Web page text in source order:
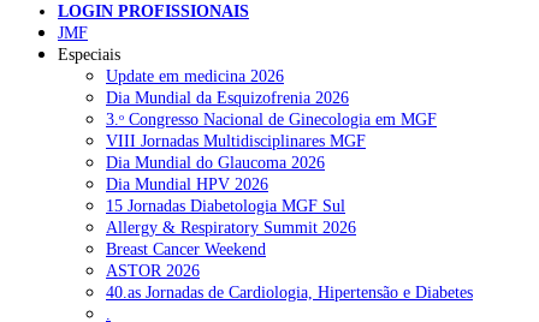
LOGIN PROFISSIONAIS
JMF
Especiais
Update em medicina 2026
Dia Mundial da Esquizofrenia 2026
3.ᵒ Congresso Nacional de Ginecologia em MGF
VIII Jornadas Multidisciplinares MGF
Dia Mundial do Glaucoma 2026
Dia Mundial HPV 2026
15 Jornadas Diabetologia MGF Sul
Allergy & Respiratory Summit 2026
Breast Cancer Weekend
ASTOR 2026
40.as Jornadas de Cardiologia, Hipertensão e Diabetes